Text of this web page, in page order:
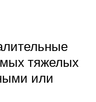
тяжелых
или